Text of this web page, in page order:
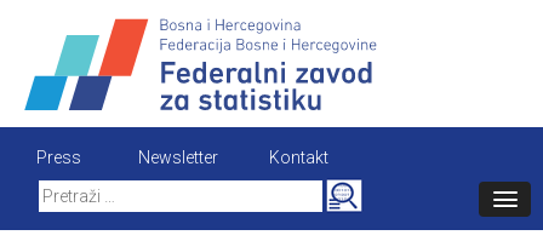
content
Press Newsletter
Kontakt
Search
for: